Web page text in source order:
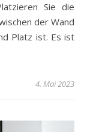
Sie die
der Wand
Platz ist. Es ist
4. Mai 2023